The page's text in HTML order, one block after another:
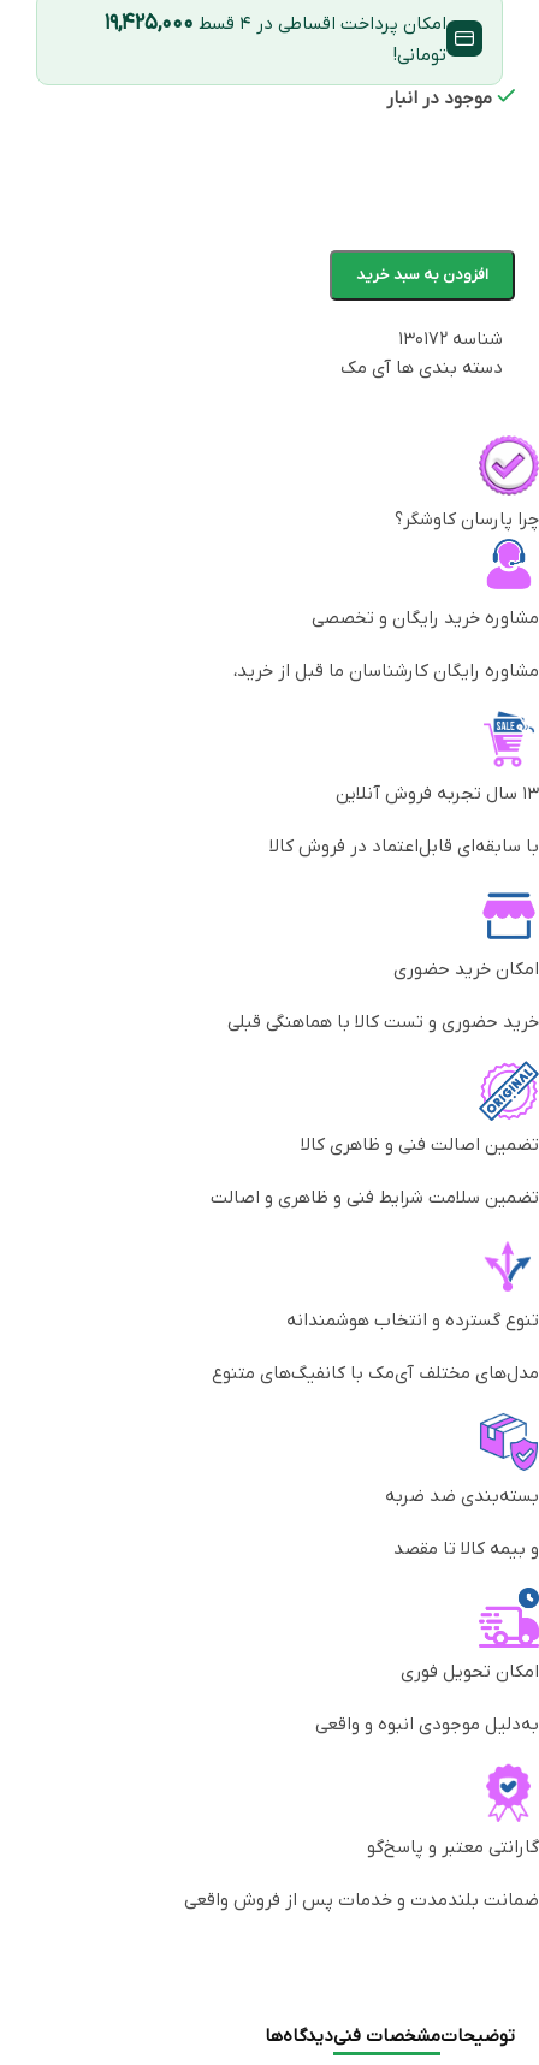
امکان پرداخت اقساطی در ۴ قسط ۱۹,۴۲۵,۰۰۰
تومانی!
موجود در انبار
افزودن به سبد خرید
شناسه ۱۳۰۱۷۲
دسته بندی ها آی مک
چرا پارسان کاوشگر؟
مشاوره خرید رایگان و تخصصی
مشاوره رایگان کارشناسان ما قبل از خرید،
۱۳ سال تجربه فروش آنلاین
با سابقه‌ای قابل‌اعتماد در فروش کالا
امکان خرید حضوری
خرید حضوری و تست کالا با هماهنگی قبلی
تضمین اصالت فنی و ظاهری کالا
تضمین سلامت شرایط فنی و ظاهری و اصالت
تنوع گسترده و انتخاب هوشمندانه
مدل‌های مختلف آی‌مک با کانفیگ‌های متنوع
بسته‌بندی ضد ضربه
و بیمه کالا تا مقصد
امکان تحویل فوری
به‌دلیل موجودی انبوه و واقعی
گارانتی معتبر و پاسخ‌گو
ضمانت بلندمدت و خدمات پس از فروش واقعی
توضیحاتمشخصات فنیدیدگاه‌ها